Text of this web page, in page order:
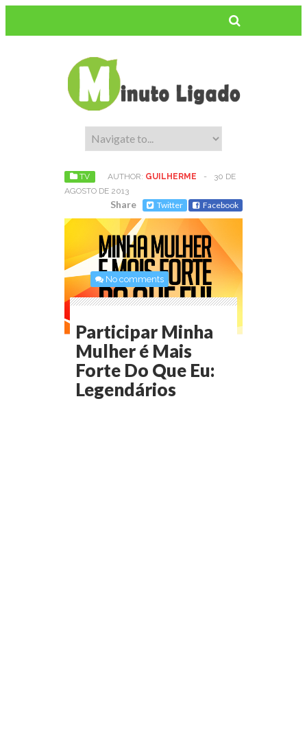
TV AUTHOR: GUILHERME -
30 DE
AGOSTO DE 2013
Share Twitter Facebook
No comments
Participar Minha
Mulher é Mais
Forte Do Que Eu:
Legendários